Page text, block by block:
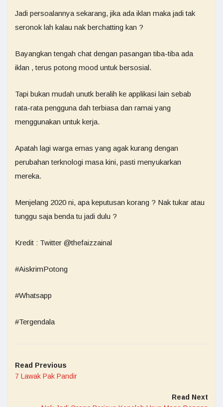
Jadi persoalannya sekarang, jika ada iklan maka jadi tak
seronok lah kalau nak berchatting kan ?
Bayangkan tengah chat dengan pasangan tiba-tiba ada
iklan , terus potong mood untuk bersosial.
Tapi bukan mudah unutk beralih ke applikasi lain sebab
rata-rata pengguna dah terbiasa dan ramai yang
menggunakan untuk kerja.
Apatah lagi warga emas yang agak kurang dengan
perubahan terknologi masa kini, pasti menyukarkan
mereka.
Menjelang 2020 ni, apa keputusan korang ? Nak tukar atau
tunggu saja benda tu jadi dulu ?
Kredit : Twitter @thefaizzainal
#AiskrimPotong
#Whatsapp
#Tergendala
Read Previous
7 Lawak Pak Pandir
Read Next